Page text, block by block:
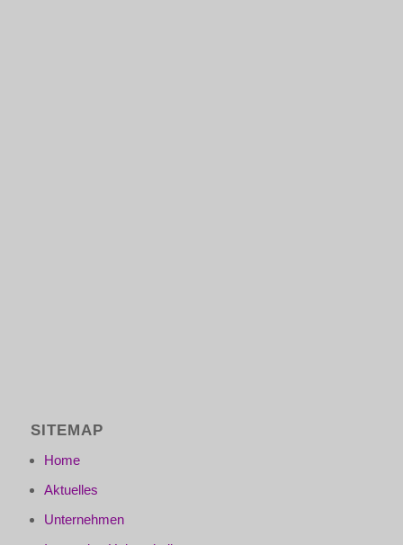
SITEMAP
Home
Aktuelles
Unternehmen